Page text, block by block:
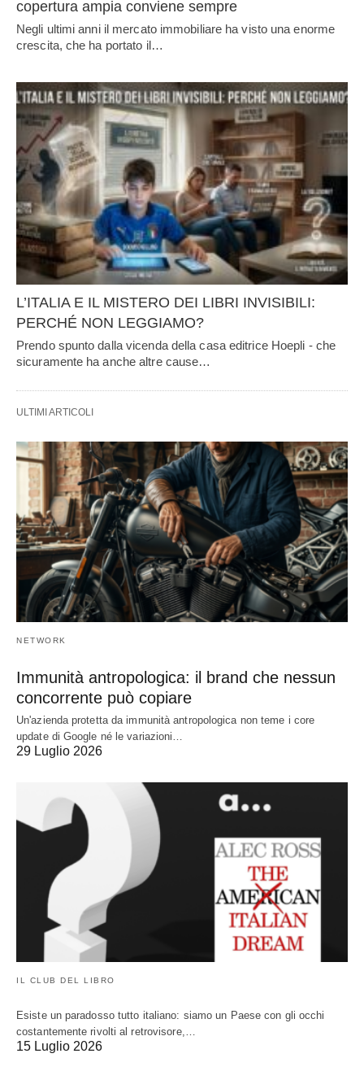
copertura ampia conviene sempre
Negli ultimi anni il mercato immobiliare ha visto una enorme
crescita, che ha portato il…
L’ITALIA E IL MISTERO DEI LIBRI INVISIBILI:
PERCHÉ NON LEGGIAMO?
Prendo spunto dalla vicenda della casa editrice Hoepli - che
sicuramente ha anche altre cause…
ULTIMI ARTICOLI
NETWORK
Immunità antropologica: il brand che nessun
concorrente può copiare
Un'azienda protetta da immunità antropologica non teme i core
update di Google né le variazioni…
29 Luglio 2026
IL CLUB DEL LIBRO
Esiste un paradosso tutto italiano: siamo un Paese con gli occhi
costantemente rivolti al retrovisore,…
15 Luglio 2026